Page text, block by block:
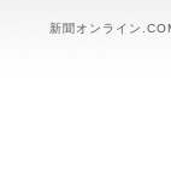
新聞オンライン